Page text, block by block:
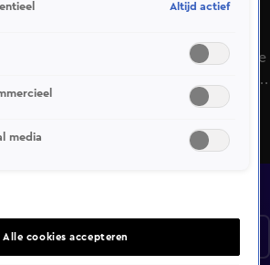
7
Zoete Wraak uit seizoen 1 hier. Deze
op 8 juli, 21:25 uur bij Veronica.
Amusement programma en is geschikt
Altijd actief
media
Alle cookies accepteren